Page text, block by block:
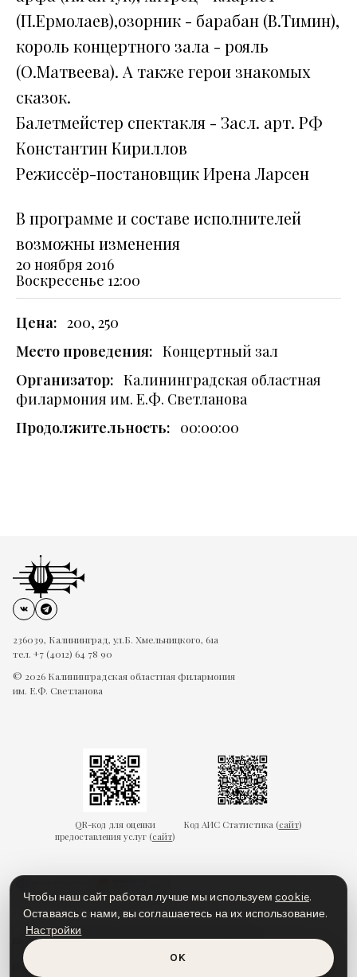
(П.Ермолаев),озорник - барабан (В.Тимин),
король концертного зала - рояль
(О.Матвеева). А также герои знакомых
сказок.
Балетмейстер спектакля - Засл. арт. РФ
Константин Кириллов
Режиссёр-постановщик Ирена Ларсен
В программе и составе исполнителей
возможны изменения
20 ноября 2016
Воскресенье 12:00
Цена: 200, 250
Место проведения: Концертный зал
Организатор: Калининградская областная
филармония им. Е.Ф. Светланова
Продолжительность: 00:00:00
236039, Калининград, ул.Б. Хмельницкого, 61а
тел. +7 (4012) 64 78 90
© 2026 Калининградская областная филармония
им. Е.Ф. Светланова
QR-код для оценки
предоставления услуг (сайт)
Код АИС Статистика (сайт)
Гарантии безопасности Пользовательское соглашение
Политика конфиденциальности
Чтобы наш сайт работал лучше мы используемcookie.
Оставаясь с нами, вы соглашаетесь на их использование.
Настройки
OK